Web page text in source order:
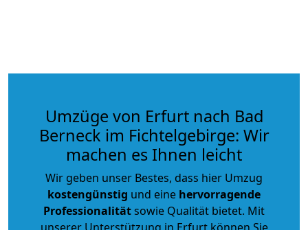
Umzüge von Erfurt nach Bad
Berneck im Fichtelgebirge: Wir
machen es Ihnen leicht
Wir geben unser Bestes, dass hier Umzug
kostengünstig und eine hervorragende
Professionalitätsowie Qualität bietet. Mit
unserer Unterstützung in Erfurt können Sie